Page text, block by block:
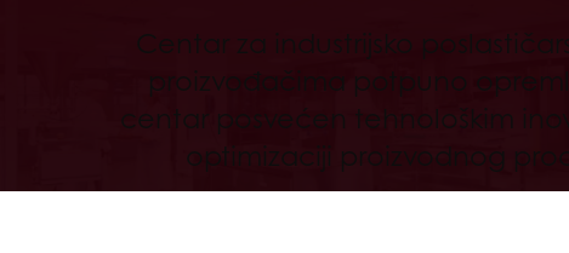
Centar za industrijsko
proizvođačima potpuno
centar posvećen tehnološkim
optimizaciji proizvodnog